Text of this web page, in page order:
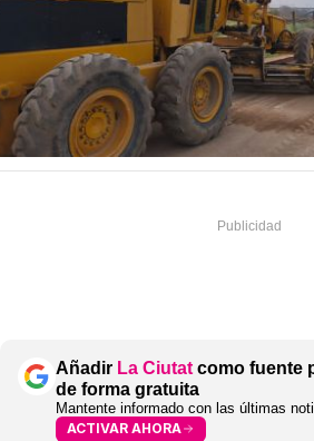
Añadir La Ciutat como fuente
de forma gratuita
Mantente informado con las últimas
ACTIVAR AHORA